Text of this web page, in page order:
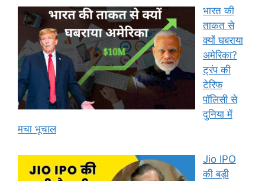
भारत की
ताकत से
क्यों घबराया
अमेरिका?
ट्रंप की
टेरिफ
पॉलिसी से
दुनिया में
मचा भूचाल
Jio IPO
की बड़ी